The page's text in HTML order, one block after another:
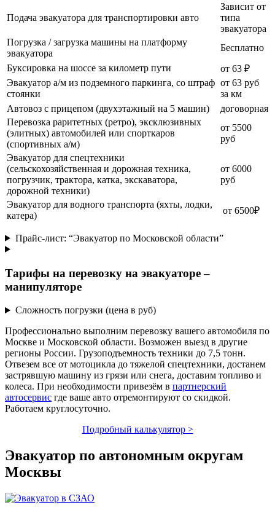
Подача эвакуатора для транспортировки авто
Зависит от
типа
эвакуатора
Погрузка / загрузка машины на платформу
эвакуатора
Бесплатно
Буксировка на шоссе за километр пути
от 63 ₽
Эвакуатор а/м из подземного паркинга, со штраф
стоянки
от 63 руб
за км
Автовоз с прицепом (двухэтажный на 5 машин)
договорная
Перевозка раритетных (ретро), эксклюзивных
(элитных) автомобилей или спорткаров
(спортивных а/м)
от 5500
руб
Эвакуатор для спецтехники
(сельскохозяйственная и дорожная техника,
погрузчик, трактора, катка, экскаватора,
дорожной техники)
от 6000
руб
Эвакуатор для водного транспорта (яхты, лодки,
катера)
от 6500₽
Прайс-лист: “Эвакуатор по Московской области”
Тарифы на перевозку на эвакуаторе –
манипуляторе
Сложность погрузки (цена в руб)
Профессионально выполним перевозку вашего автомобиля по
Москве и Московской области. Возможен выезд в другие
регионы России. Грузоподъемность техники до 7,5 тонн.
Отвезем все от мотоцикла до тяжелой спецтехники, достанем
застрявшую машину из грязи или снега, доставим топливо и
колеса. При необходимости привезём в партнерский
автосервис где ваше авто отремонтируют со скидкой.
Работаем круглосуточно.
Подробный калькулятор >
Эвакуатор по автономным округам
Москвы